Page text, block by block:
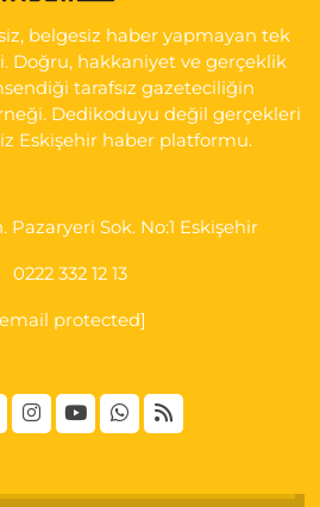
Tarifi Al
belgesiz haber yapmayan tek
Doğru, hakkaniyet ve gerçeklik
tarafsız gazeteciliğin
Dedikoduyu değil gerçekleri
Eskişehir haber platformu.
Pazaryeri Sok. No:1 Eskişehir
0222 332 12 13
protected]